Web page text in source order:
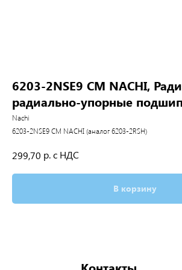
6203-2NSE9 CM NACHI,
радиально-упорные
Nachi
6203-2NSE9 CM NACHI (аналог 6203-2RSH)
299,70 р. с НДС
В корзину